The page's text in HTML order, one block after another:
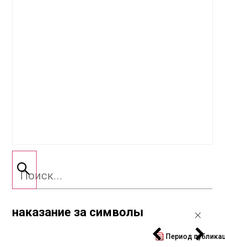
наказание за символы
Период